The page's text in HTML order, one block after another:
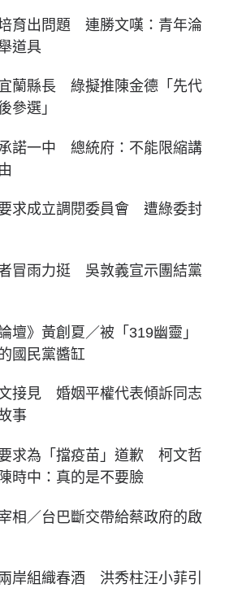
育出問題 連勝文嘆：青年淪
道具
蘭縣長 綠擬推陳金德「先代
參選」
諾一中 總統府：不能限縮講
求成立調閱委員會 遭綠委封
冒雨力挺 吳敦義宣示團結黨
壇》黃創夏／被「319幽靈」
國民黨醬缸
接見 婚姻平權代表傾訴同志
事
求為「擋疫苗」道歉 柯文哲
時中：真的是不要臉
相／台巴斷交帶給蔡政府的啟
岸組織春酒 洪秀柱汪小菲引